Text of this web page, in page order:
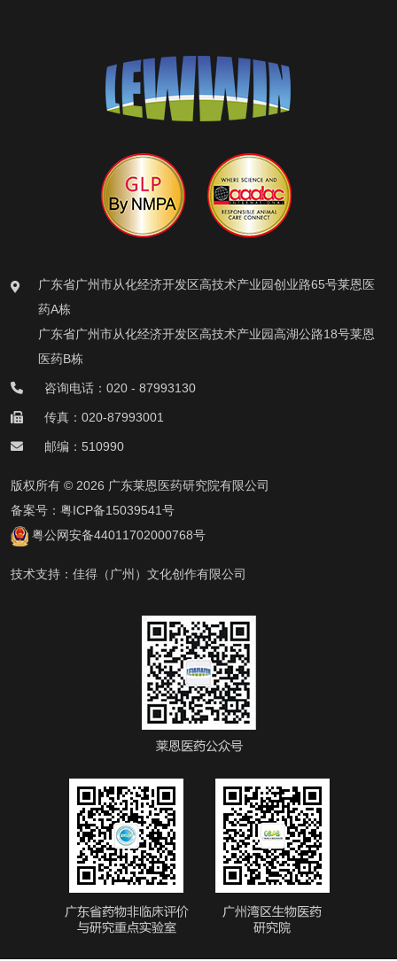
广东省广州市从化经济开发区高技术产业园创业路65号莱恩医
药A栋
广东省广州市从化经济开发区高技术产业园高湖公路18号莱恩
医药B栋
咨询电话：020 - 87993130
传真：020-87993001
邮编：510990
版权所有 © 2026 广东莱恩医药研究院有限公司
备案号： 粤ICP备15039541号
粤公网安备44011702000768号
技术支持： 佳得（广州）文化创作有限公司